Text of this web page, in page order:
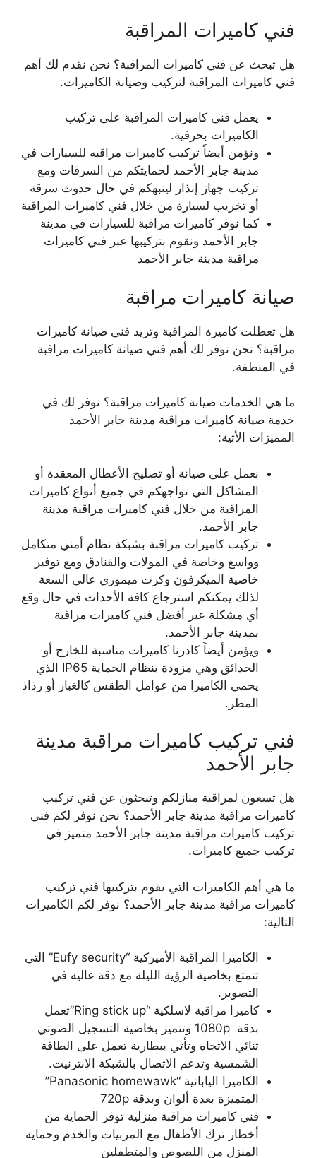
فني كاميرات المراقبة
هل تبحث عن فني كاميرات المراقبة؟ نحن نقدم لك أهم
فني كاميرات المراقبة لتركيب وصيانة الكاميرات.
يعمل فني كاميرات المراقبة على تركيب
الكاميرات بحرفية.
ونؤمن أيضاً تركيب كاميرات مراقبه للسيارات في
مدينة جابر الأحمد لحمايتكم من السرقات ومع
تركيب جهاز إنذار لينبهكم في حال حدوث سرقة
أو تخريب لسيارة من خلال فني كاميرات المراقبة
كما نوفر كاميرات مراقبة للسيارات في مدينة
جابر الأحمد ونقوم بتركيبها عبر فني كاميرات
مراقبة مدينة جابر الأحمد
صيانة كاميرات مراقبة
هل تعطلت كاميرة المراقبة وتريد فني صيانة كاميرات
مراقبة؟ نحن نوفر لك أهم فني صيانة كاميرات مراقبة
في المنطقة.
ما هي الخدمات صيانة كاميرات مراقبة؟ نوفر لك في
خدمة صيانة كاميرات مراقبة مدينة جابر الأحمد
المميزات الأتية:
نعمل على صيانة أو تصليح الأعطال المعقدة أو
المشاكل التي تواجهكم في جميع أنواع كاميرات
المراقبة من خلال فني كاميرات مراقبة مدينة
جابر الأحمد.
تركيب كاميرات مراقبة بشبكة نظام أمني متكامل
وواسع وخاصة في المولات والفنادق ومع توفير
خاصية الميكرفون وكرت ميموري عالي السعة
لذلك يمكنكم استرجاع كافة الأحداث في حال وقع
أي مشكلة عبر أفضل فني كاميرات مراقبة
بمدينة جابر الأحمد.
ويؤمن أيضاً كادرنا كاميرات مناسبة للخارج أو
الحدائق وهي مزودة بنظام الحماية IP65 الذي
يحمي الكاميرا من عوامل الطقس كالغبار أو رذاذ
المطر.
فني تركيب كاميرات مراقبة مدينة
جابر الأحمد
هل تسعون لمراقبة منازلكم وتبحثون عن فني تركيب
كاميرات مراقبة مدينة جابر الأحمد؟ نحن نوفر لكم فني
تركيب كاميرات مراقبة مدينة جابر الأحمد متميز في
تركيب جميع كاميرات.
ما هي أهم الكاميرات التي يقوم بتركيبها فني تركيب
كاميرات مراقبة مدينة جابر الأحمد؟ نوفر لكم الكاميرات
التالية:
الكاميرا المراقبة الأميركية “Eufy security” التي
تتمتع بخاصية الرؤية الليلة مع دقة عالية في
التصوير.
كاميرا مراقبة لاسلكية “Ring stick up”تعمل
بدقة 1080p وتتميز بخاصية التسجيل الصوتي
ثنائي الاتجاه وتأتي ببطارية تعمل على الطاقة
الشمسية وتدعم الاتصال بالشبكة الانترنيت.
الكاميرا اليابانية “Panasonic homewawk”
المتميزة بعدة ألوان وبدقة 720p
فني كاميرات مراقبة منزلية توفر الحماية من
أخطار ترك الأطفال مع المربيات والخدم وحماية
المنزل من اللصوص والمتطفلين